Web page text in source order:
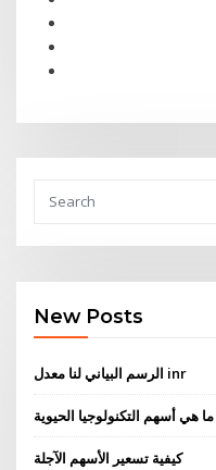
New Posts
الرسم البياني لنا معدل inr
ما هي أسهم التكنولوجيا الحيوية
كيفية تسعير الأسهم الآجلة